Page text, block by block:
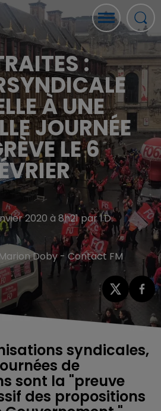
:
À UNE
JOURNÉE
LE 6
2020 à 8h21 par I.D.
Marion Doby - Contact FM
syndicales,
de
sont la "preuve
des propositions